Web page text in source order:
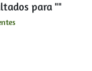
para ""